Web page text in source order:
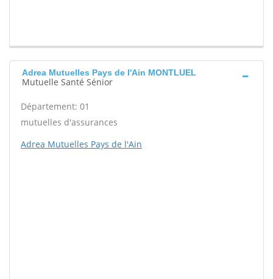
Adrea Mutuelles Pays de l'Ain MONTLUEL
Mutuelle Santé Sénior
Département: 01
mutuelles d'assurances
Adrea Mutuelles Pays de l'Ain